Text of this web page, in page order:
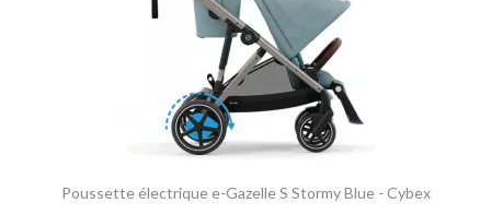
Poussette électrique e-Gazelle S Stormy Blue - Cybex